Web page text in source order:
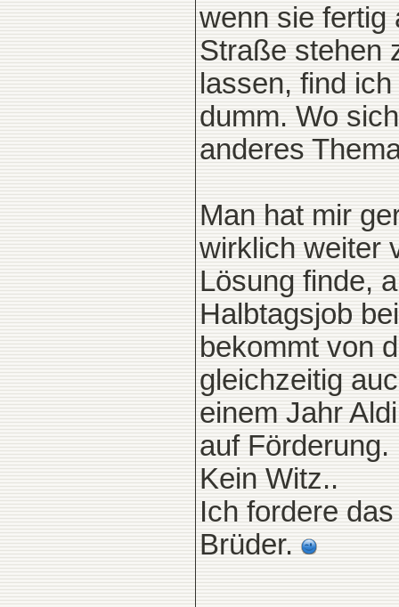
wenn sie fertig
Straße stehen
lassen, find
dumm. Wo
anderes
Man hat mir
wirklich weiter
Lösung finde,
Halbtagsjob
bekommt von
gleichzeitig
einem Jahr
auf Förderung.
Kein Witz..
Ich fordere
Brüder.